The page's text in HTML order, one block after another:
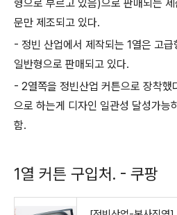
형으로 부르고 있음)으로 판매되는
문만 제조되고 있다.
- 정빈 산업에서 제작되는 1열은 고
일반형으로 판매되고 있다.
- 2열쪽을 정빈산업 커튼으로 장착했
으로 하는게 디자인 일관성 달성가능
함.
1열 커튼 구입처. - 쿠팡